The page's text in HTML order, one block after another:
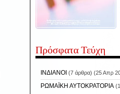
Πρόσφατα Τεύχη
ΙΝΔΙΑΝΟΙ (7 άρθρα) (25 Απρ
ΡΩΜΑΪΚΗ ΑΥΤΟΚΡΑΤΟΡΙΑ